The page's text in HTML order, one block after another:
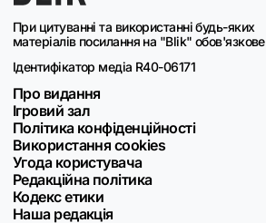
При цитуванні та використанні будь-яких
матеріалів посилання на "Blik" обов'язкове
Ідентифікатор медіа R40-06171
Про видання
Ігровий зал
Політика конфіденційності
Використання cookies
Угода користувача
Редакційна політика
Кодекс етики
Наша редакція